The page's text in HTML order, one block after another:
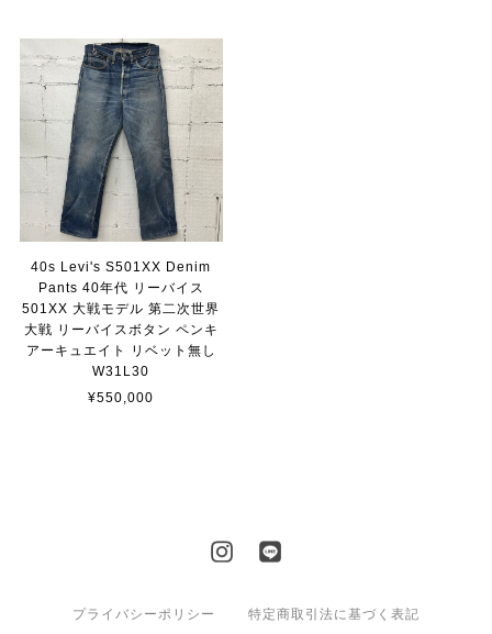
40s Levi's S501XX Denim
Pants 40年代 リーバイス
501XX 大戦モデル 第二次世界
大戦 リーバイスボタン ペンキ
アーキュエイト リベット無し
W31L30
¥550,000
プライバシーポリシー 特定商取引法に基づく表記